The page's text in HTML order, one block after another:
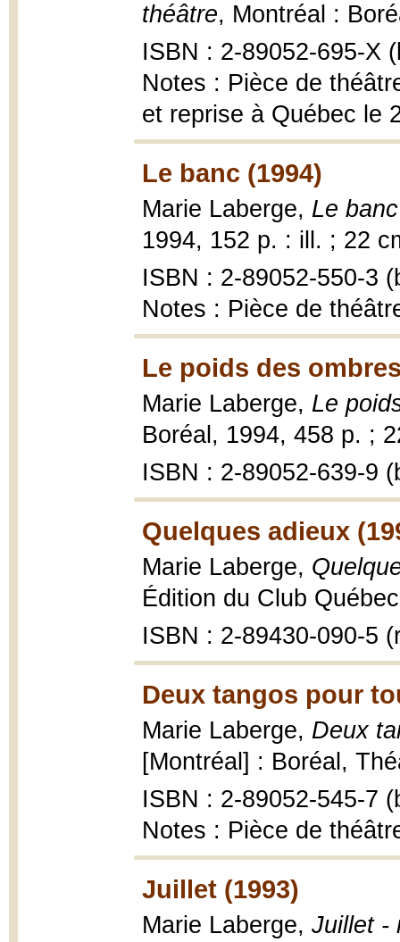
théâtre, Montréal :
ISBN : 2-89052-695-X
Notes : Pièce de
et reprise à Québec le
Le banc (1994)
Marie Laberge, Le
1994, 152 p. : ill. ; 22
ISBN : 2-89052-550-3
Notes : Pièce de
Le poids des
Marie Laberge, Le
Boréal, 1994, 458 p. ;
ISBN : 2-89052-639-9
Quelques adieux
Marie Laberge,
Édition du Club
ISBN : 2-89430-090-5
Deux tangos pour
Marie Laberge, Deux
[Montréal] : Boréal,
ISBN : 2-89052-545-7
Notes : Pièce de
Juillet (1993)
Marie Laberge, Juillet -